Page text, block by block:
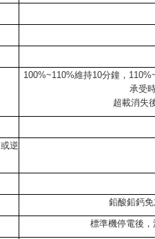
100%~110%維持10分鐘，
承受
超載消失
或逆
鉛酸鉛鈣
標準機停電後，